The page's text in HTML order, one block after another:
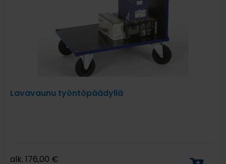
Lavavaunu työntöpäädyllä
alk. 176,00 €